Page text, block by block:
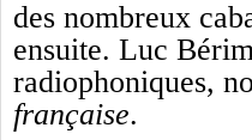
des nombreux
ensuite. Luc
radiophoniques,
française.